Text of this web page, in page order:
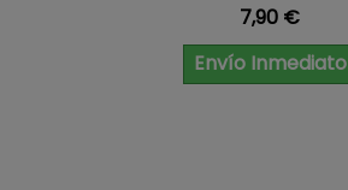
Precio
7,90 €
Envío Inmediato